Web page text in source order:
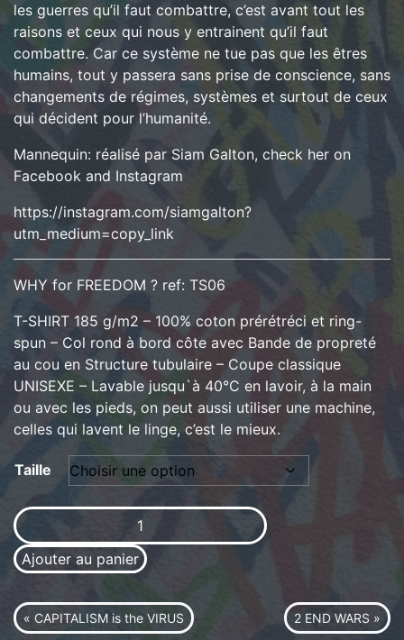
les guerres qu’il faut combattre, c’est avant tout les
raisons et ceux qui nous y entrainent qu’il faut
combattre. Car ce système ne tue pas que les êtres
humains, tout y passera sans prise de conscience, sans
changements de régimes, systèmes et surtout de ceux
qui décident pour l’humanité.
Mannequin: réalisé par Siam Galton, check her on
Facebook and Instagram
https://instagram.com/siamgalton?
utm_medium=copy_link
WHY for FREEDOM ? ref: TS06
T-SHIRT 185 g/m2 – 100% coton prérétréci et ring-
spun – Col rond à bord côte avec Bande de propreté
au cou en Structure tubulaire – Coupe classique
UNISEXE – Lavable jusqu`à 40°C en lavoir, à la main
ou avec les pieds, on peut aussi utiliser une machine,
celles qui lavent le linge, c’est le mieux.
Taille
quantité de WHY ? For FREEDOM ? ref: TS06
Ajouter au panier
« CAPITALISM is the VIRUS 2 END WARS »